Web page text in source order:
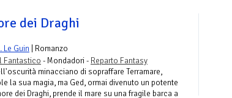
dei Draghi
Le Guin | Romanzo
Fantastico - Mondadori - Reparto Fantasy
minacciano di sopraffare Terramare,
la sua magia, ma Ged, ormai divenuto un potente
dei Draghi, prende il mare su una fragile barca a